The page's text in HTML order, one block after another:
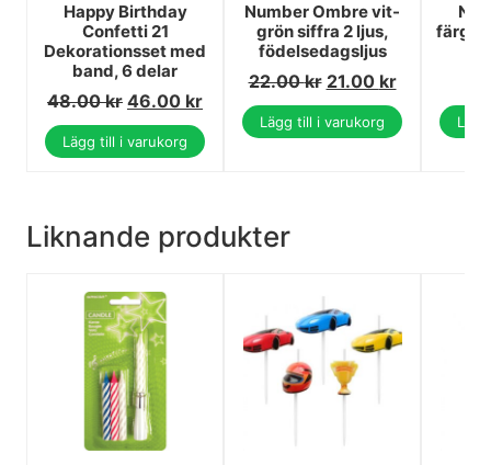
Happy Birthday
Confetti 21
Dekorationsset med
band, 6 delar
48.00kr 46.00 kr
Lägg till i varukorg
Number Ombre vit-
grön siffra 2 ljus,
födelsedagsljus
22.00kr 21.00 kr
Lägg till i varukorg
Liknande produkter